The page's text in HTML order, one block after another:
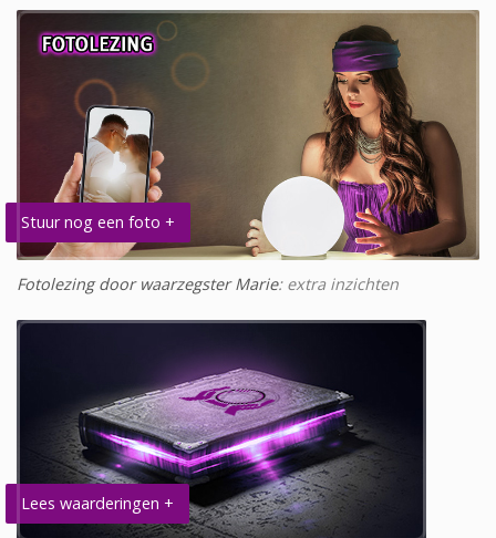
Stuur nog een foto +
Fotolezing door waarzegster Marie: extra inzichten
Lees waarderingen +